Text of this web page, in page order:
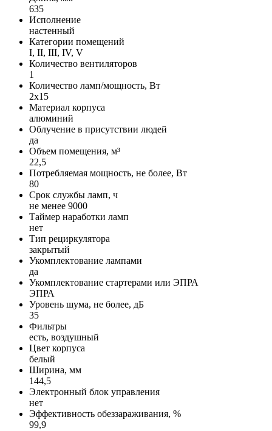
635
Исполнение
настенный
Категории помещений
I, II, III, IV, V
Количество вентиляторов
1
Количество ламп/мощность, Вт
2x15
Материал корпуса
алюминий
Облучение в присутствии людей
да
Объем помещения, м³
22,5
Потребляемая мощность, не более, Вт
80
Срок службы ламп, ч
не менее 9000
Таймер наработки ламп
нет
Тип рециркулятора
закрытый
Укомплектование лампами
да
Укомплектование стартерами или ЭПРА
ЭПРА
Уровень шума, не более, дБ
35
Фильтры
есть, воздушный
Цвет корпуса
белый
Ширина, мм
144,5
Электронный блок управления
нет
Эффективность обеззараживания, %
99,9